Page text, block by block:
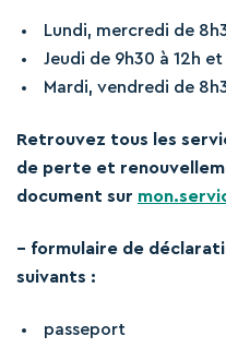
Lundi, mercredi de
Jeudi de 9h30 à 12h et
Mardi, vendredi de
Retrouvez tous les
de perte et
document sur
– formulaire de
suivants :
passeport